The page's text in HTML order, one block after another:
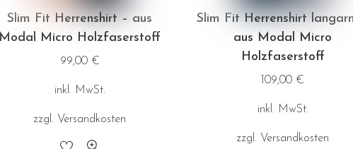
Produktseite
gewählt
werden
Slim Fit Herrenshirt – aus
Modal Micro Holzfaserstoff
99,00 €
inkl. MwSt.
zzgl. Versandkosten
Dieses
Slim Fit Herrenshirt
aus Modal Micro
Holzfaserstoff
109,00 €
inkl. MwSt.
zzgl. Versandkosten